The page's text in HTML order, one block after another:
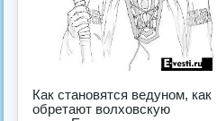
Как становятся ведуном, как
обретают волховскую